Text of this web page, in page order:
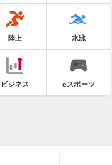
陸上 水泳
ビジネス eスポーツ